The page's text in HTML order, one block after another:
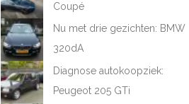
Coupé
Nu met drie gezichten: BMW
320dA
Diagnose autokoopziek:
Peugeot 205 GTi